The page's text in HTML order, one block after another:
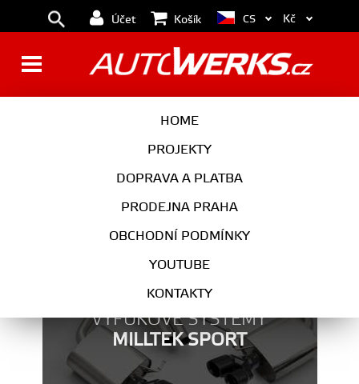
Účet Košík
HOME
PROJEKTY
DOPRAVA A PLATBA
PRODEJNA PRAHA
OBCHODNÍ PODMÍNKY
YOUTUBE
KONTAKTY
CS Kč
RYCHLOMĚRY
VÝFUKOVÉ SYSTÉMY
MILLTEK SPORT